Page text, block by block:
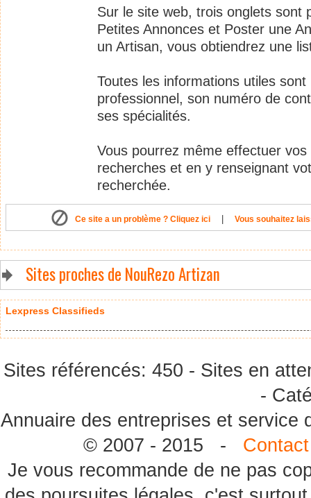
Sur le site web, trois onglets sont
Petites Annonces et Poster une
un Artisan, vous obtiendrez une
Toutes les informations utiles
professionnel, son numéro de
ses spécialités.
Vous pourrez même effectuer
recherches et en y renseignant
recherchée.
Ce site a un problème ? Cliquez ici Vous souhaitez
Sites proches de NouRezo Artizan
Lexpress Classifieds
Sites référencés: 450 - Sites en
-
Annuaire des entreprises et
© 2007 - 2015 - Contact
Je vous recommande de ne pas